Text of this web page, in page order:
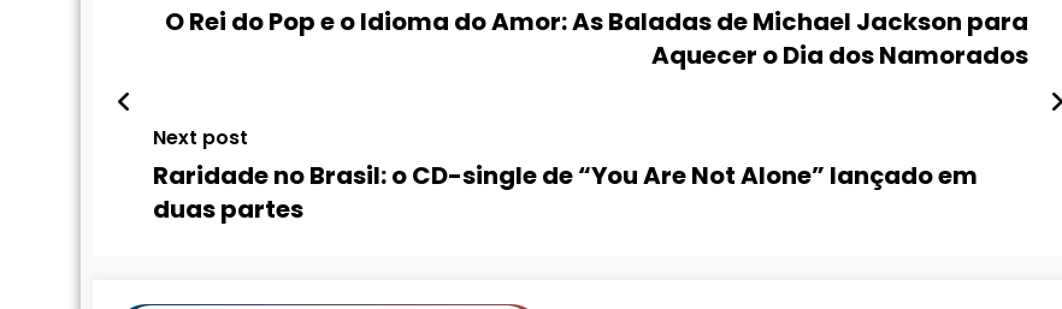
O Rei do Pop e o Idioma do Amor: As Baladas de Michael Jackson para
Aquecer o Dia dos Namorados
Next post
Raridade no Brasil: o CD-single de “You Are Not Alone” lançado em
duas partes